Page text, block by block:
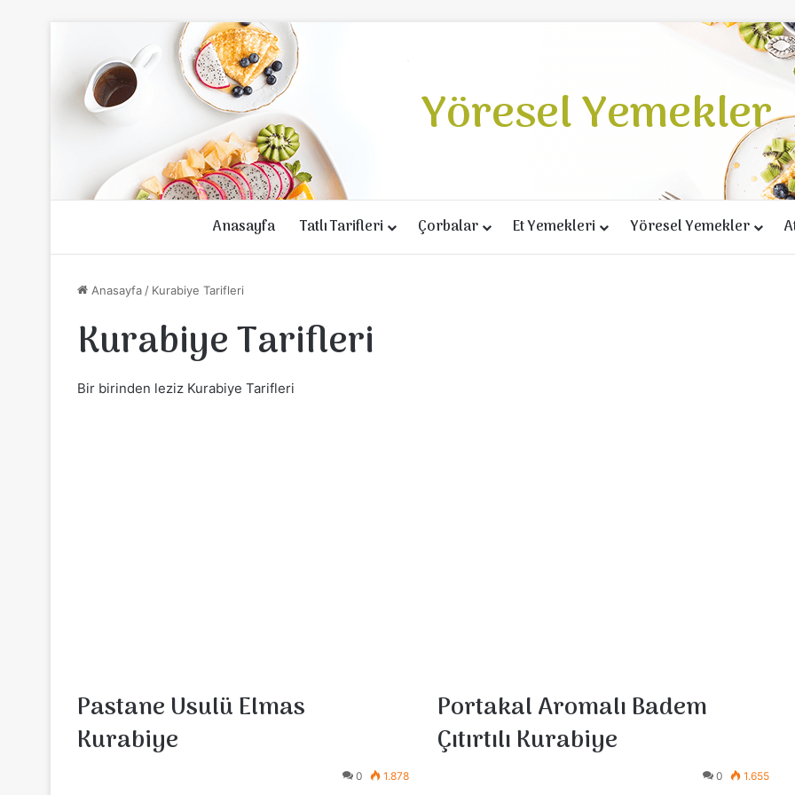
Yöresel Yemekler
Anasayfa Tatlı Tarifleri Çorbalar Et Yemekleri Yöresel Yemekler
Anasayfa / Kurabiye Tarifleri
Kurabiye Tarifleri
Bir birinden leziz Kurabiye Tarifleri
Pastane Usulü Elmas
Kurabiye
0 1.878
Portakal Aromalı Badem
Çıtırtılı Kurabiye
0 1.655